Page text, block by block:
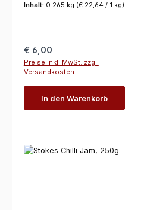
Inhalt: 0.265 kg (€ 22,64 / 1 kg)
Regulärer Preis:
€ 6,00
Preise inkl. MwSt. zzgl.
Versandkosten
In den Warenkorb